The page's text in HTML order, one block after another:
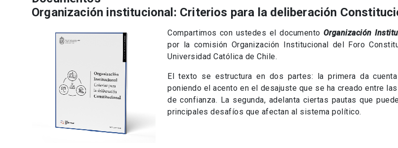
Organización institucional: Criterios para la deliberación
Compartimos con ustedes el documento Organización
por la comisión Organización Institucional del Foro
Universidad Católica de Chile.
El texto se estructura en dos partes: la primera da
poniendo el acento en el desajuste que se ha creado entre
de confianza. La segunda, adelanta ciertas pautas que
principales desafíos que afectan al sistema político.